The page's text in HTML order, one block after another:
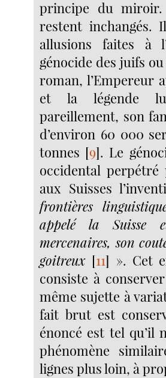
principe du miroir.
restent inchangés.
allusions faites à
génocide des juifs
roman, l’Empereur
et la légende
pareillement, son
d’environ 60 000
tonnes [9]. Le
occidental perpétré
aux Suisses
frontières
appelé la Suisse
mercenaires, son
goitreux [11] ». Cet
consiste à
même sujette à
fait brut est
énoncé est tel qu’il
phénomène
lignes plus loin, à